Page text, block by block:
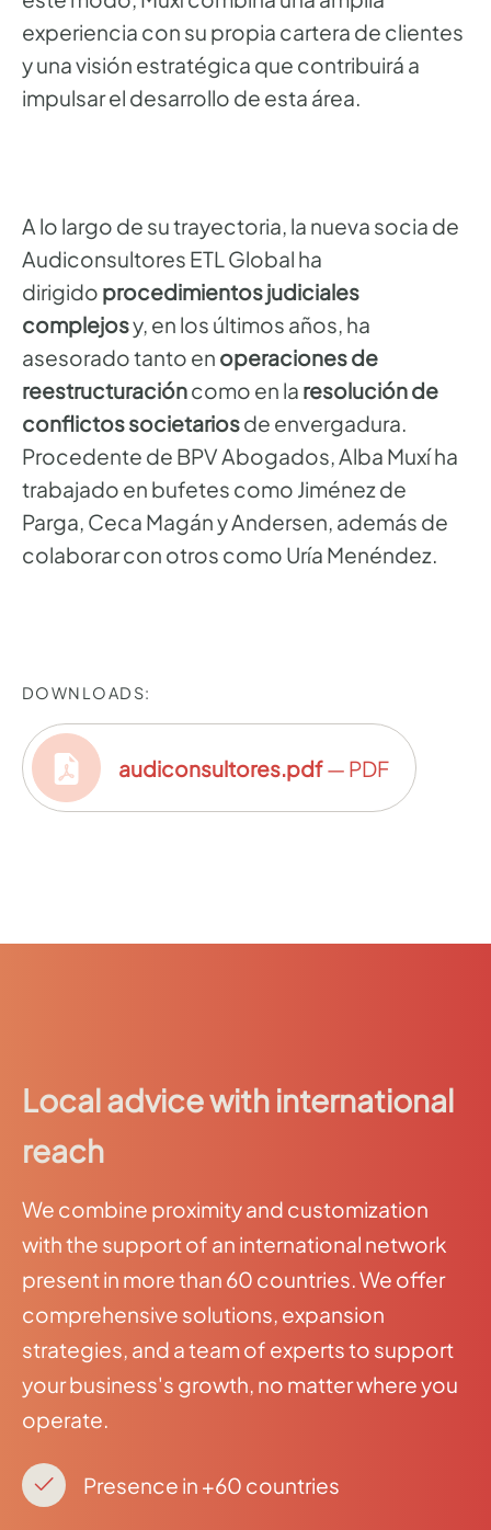
experiencia con su propia cartera de clientes
y una visión estratégica que contribuirá a
impulsar el desarrollo de esta área.
A lo largo de su trayectoria, la nueva socia de
Audiconsultores ETL Global ha
dirigido procedimientos judiciales
complejosy, en los últimos años, ha
asesorado tanto en operaciones de
reestructuracióncomo en la resolución de
conflictos societariosde envergadura.
Procedente de BPV Abogados, Alba Muxí ha
trabajado en bufetes como Jiménez de
Parga, Ceca Magán y Andersen, además de
colaborar con otros como Uría Menéndez.
DOWNLOADS:
audiconsultores.pdf— PDF
Local advice with international
reach
We combine proximity and customization
with the support of an international network
present in more than 60 countries. We offer
comprehensive solutions, expansion
strategies, and a team of experts to support
your business's growth, no matter where you
operate.
Presence in +60 countries